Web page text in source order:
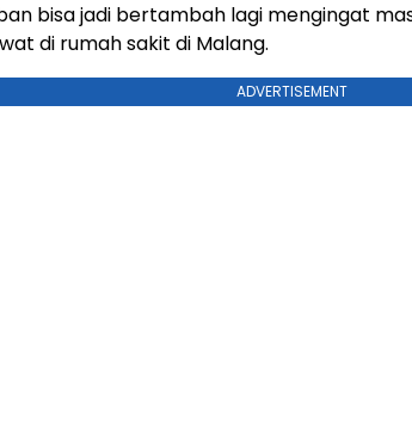
bisa jadi bertambah lagi mengingat
di rumah sakit di Malang.
ADVERTISEMENT